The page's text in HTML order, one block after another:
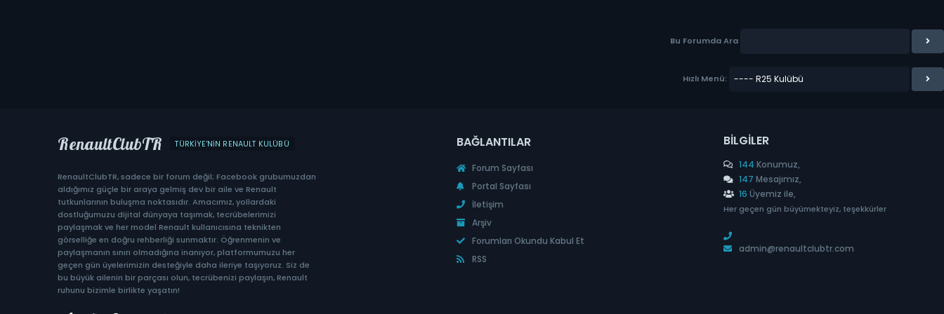
Bu Forumda Ara
Hızlı Menü:
RenaultClubTR TÜRKIYE'NIN RENAULT KULÜBÜ
RenaultClubTR, sadece bir forum değil; Facebook grubumuzdan
aldığımız güçle bir araya gelmiş dev bir aile ve Renault
tutkunlarının buluşma noktasıdır. Amacımız, yollardaki
dostluğumuzu dijital dünyaya taşımak, tecrübelerimizi
paylaşmak ve her model Renault kullanıcısına teknikten
görselliğe en doğru rehberliği sunmaktır. Öğrenmenin ve
paylaşmanın sınırı olmadığına inanıyor, platformumuzu her
geçen gün üyelerimizin desteğiyle daha ileriye taşıyoruz. Siz de
bu büyük ailenin bir parçası olun, tecrübenizi paylaşın, Renault
ruhunu bizimle birlikte yaşatın!
BAĞLANTILAR
Forum Sayfası
Portal Sayfası
İletişim
Arşiv
Forumları Okundu Kabul Et
RSS
BILGILER
144 Konumuz,
147 Mesajımız,
16 Üyemiz ile,
Her geçen gün büyümekteyiz, teşekkürler
admin@renaultclubtr.com